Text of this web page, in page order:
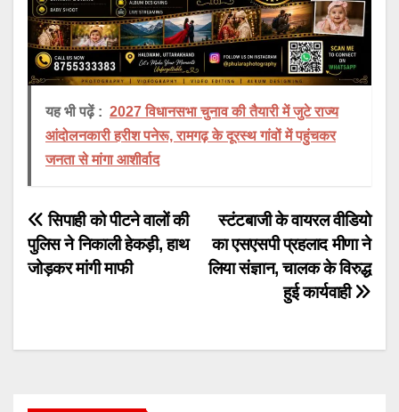
यह भी पढ़ें : 2027 विधानसभा चुनाव की तैयारी में जुटे राज्य
आंदोलनकारी हरीश पनेरू, रामगढ़ के दूरस्थ गांवों में पहुंचकर
जनता से मांगा आशीर्वाद
Post
navigation
स्टंटबाजी के वायरल वीडियो
का एसएसपी प्रहलाद मीणा ने
लिया संज्ञान, चालक के विरुद्ध
हुई कार्यवाही
सिपाही को पीटने वालों की
पुलिस ने निकाली हेकड़ी, हाथ
जोड़कर मांगी माफी